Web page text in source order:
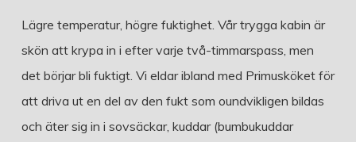
Lägre temperatur, högre fuktighet. Vår trygga kabin är
skön att krypa in i efter varje två-timmarspass, men
det börjar bli fuktigt. Vi eldar ibland med Primusköket för
att driva ut en del av den fukt som oundvikligen bildas
och äter sig in i sovsäckar, kuddar (bumbukuddar